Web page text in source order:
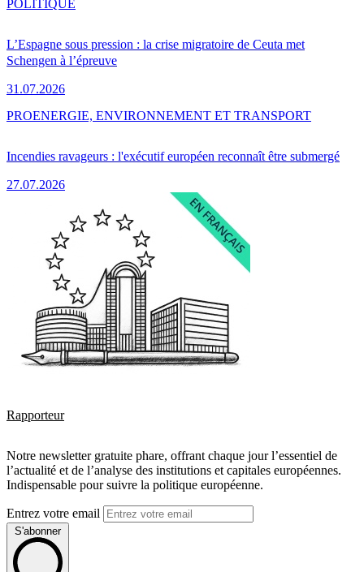
L’Espagne sous pression : la crise migratoire de Ceuta met
Schengen à l’épreuve
31.07.2026
POLITIQUE
Incendies ravageurs : l'exécutif européen reconnaît être submergé
27.07.2026
PROENERGIE, ENVIRONNEMENT ET TRANSPORT
Rapporteur
Notre newsletter gratuite phare, offrant chaque jour l’essentiel de
l’actualité et de l’analyse des institutions et capitales européennes.
Indispensable pour suivre la politique européenne.
Entrez votre email
S'abonner